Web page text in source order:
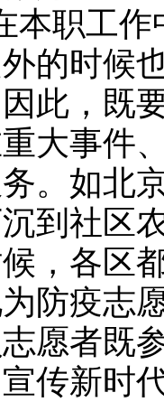
本职工
的时候
此，既
大事件
。如北
到社区
，各区
防疫志
愿者既
传新时